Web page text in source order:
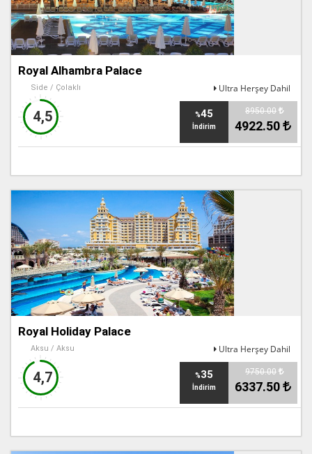
Royal Alhambra Palace
Side / Çolaklı Ultra Herşey Dahil
4,5 %45
İndirim
8950.00
4922.50
Royal Holiday Palace
Aksu / Aksu Ultra Herşey Dahil
4,7 %35
İndirim
9750.00
6337.50